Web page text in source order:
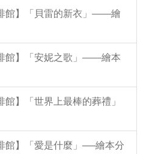
館】「貝雷的新衣」——繪
館】「安妮之歌」——繪本
】「世界上最棒的葬禮」
館】「愛是什麼」──繪本分